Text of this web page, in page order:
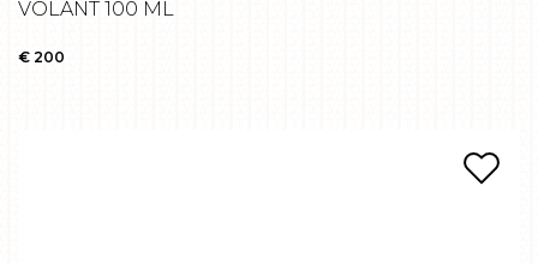
VOLANT 100 ML
€ 200